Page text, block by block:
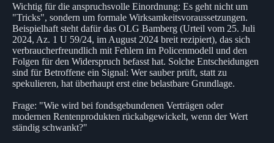
Wichtig für die anspruchsvolle Einordnung: Es geht nicht um
"Tricks", sondern um formale Wirksamkeitsvoraussetzungen.
Beispielhaft steht dafür das OLG Bamberg (Urteil vom 25. Juli
2024, Az. 1 U 59/24, im August 2024 breit rezipiert), das sich
verbraucherfreundlich mit Fehlern im Policenmodell und den
Folgen für den Widerspruch befasst hat. Solche Entscheidungen
sind für Betroffene ein Signal: Wer sauber prüft, statt zu
spekulieren, hat überhaupt erst eine belastbare Grundlage.
Frage: "Wie wird bei fondsgebundenen Verträgen oder
modernen Rentenprodukten rückabgewickelt, wenn der Wert
ständig schwankt?"